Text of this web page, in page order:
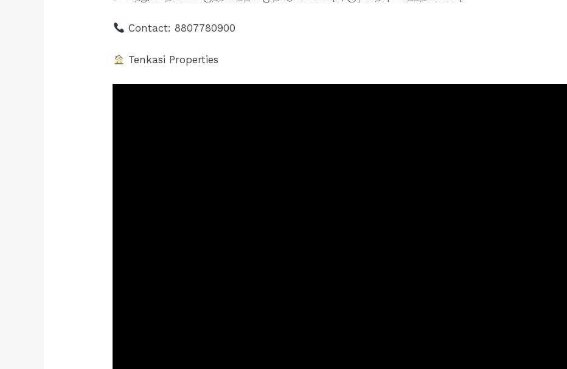
Contact: 8807780900
Tenkasi Properties